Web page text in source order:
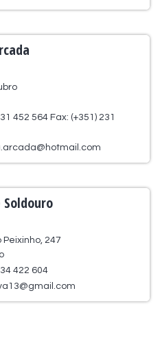
452 564 Fax: (+351) 231
Peixinho, 247
422 604